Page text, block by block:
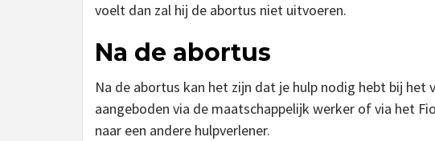
voelt dan zal hij de abortus niet uitvoeren.
Na de abortus
Na de abortus kan het zijn dat je hulp nodig hebt bij het
aangeboden via de maatschappelijk werker of via het
naar een andere hulpverlener.